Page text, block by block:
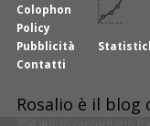
Colophon
Policy
Pubblicità
Contatti
Rosalio è il blog